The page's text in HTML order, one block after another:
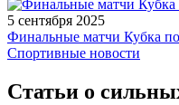
5 сентября 2025
Финальные матчи Кубка
Спортивные новости
Статьи о